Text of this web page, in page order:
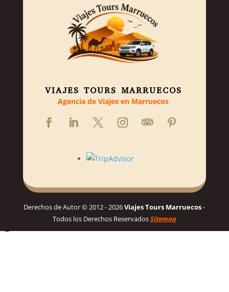
VIAJES TOURS MARRUECOS
Agencia de Viajes en Marruecos
Derechos de Autor © 2012 - 2026Viajes Tours Marruecos-
Todos los Derechos ReservadosSitemap